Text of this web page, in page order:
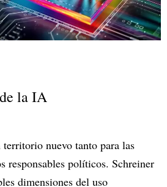
la IA
nuevo tanto para las
responsables políticos. Schreiner
dimensiones del uso